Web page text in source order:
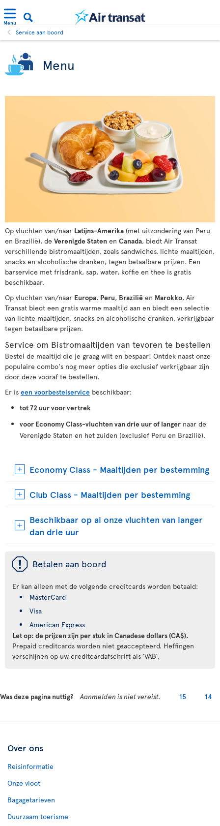
Menu
Service aan boord
Menu
Op vluchten van/naar Latijns-Amerika (met uitzondering van Peru
en Brazilië), de Verenigde Staten en Canada, biedt Air Transat
verschillende bistromaaltijden, zoals sandwiches, lichte maaltijden,
snacks en alcoholische dranken, tegen betaalbare prijzen. Een
barservice met frisdrank, sap, water, koffie en thee is gratis
beschikbaar.
Op vluchten van/naar Europa, Peru, Brazilië en Marokko, Air
Transat biedt een gratis warme maaltijd aan en biedt een selectie
van lichte maaltijden, snacks en alcoholische dranken, verkrijgbaar
tegen betaalbare prijzen.
Service om Bistromaaltijden van tevoren te bestellen
Bestel de maaltijd die je graag wilt en bespaar! Ontdek naast onze
populaire combo's nog meer opties die exclusief verkrijgbaar zijn
door deze vooraf te bestellen.
Er is een voorbestelservice beschikbaar:
tot 72 uur voor vertrek
voor Economy Class-vluchten van drie uur of langer naar de
Verenigde Staten en het zuiden (exclusief Peru en Brazilië).
Economy Class - Maaltijden per bestemming
Club Class - Maaltijden per bestemming
Beschikbaar op al onze vluchten van langer
dan drie uur
ü Betalen aan boord
Er kan alleen met de volgende creditcards worden betaald:
MasterCard
Visa
American Express
Let op: de prijzen zijn per stuk in Canadese dollars (CA$).
Prepaid creditcards worden niet geaccepteerd. Heffingen
verschijnen op uw creditcardafschrift als ´VAB´.
Was deze pagina nuttig? Aanmelden is niet vereist. 15 14
Over ons
Reisinformatie
Onze vloot
Bagagetarieven
Duurzaam toerisme